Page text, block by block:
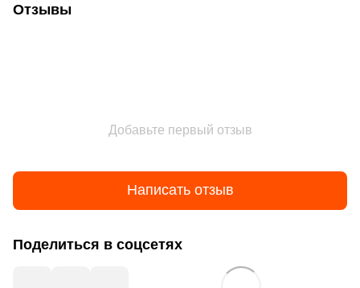
Отзывы
Добавьте первый отзыв
Написать отзыв
Поделиться в соцсетях